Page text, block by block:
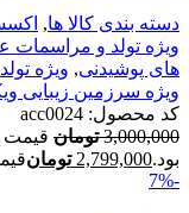
دسته بندی کالا ها,
ویژه تولد و
های پوشیدنی, ویژه تولد
ویژه سرزمین زیبایی
کد محصول: acc0024
3,000,000 تومان
بود.2,799,000 تومانقیمت
-7%